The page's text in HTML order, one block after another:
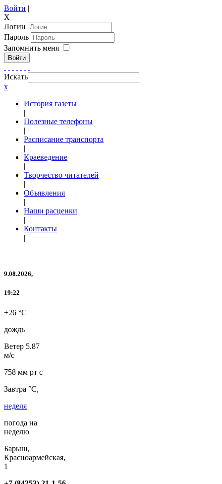
Войти |
X
Логин
Пароль
Запомнить меня
Войти
Искать
x
История газеты
|
Полезные телефоны
|
Расписание транспорта
|
Краеведение
|
Творчество читателей
|
Объявления
|
Наши расценки
|
Контакты
|
9.08.2026,
19:22
+26 °C
дождь
Ветер 5.87
м/с
758 мм рт с
Завтра °C,
неделя
погода на
неделю
Барыш,
Красноармейская,
1